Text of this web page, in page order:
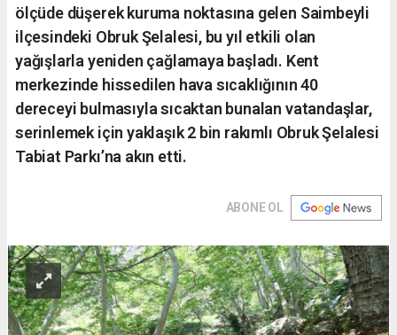
ölçüde düşerek kuruma noktasına gelen Saimbeyli
ilçesindeki Obruk Şelalesi, bu yıl etkili olan
yağışlarla yeniden çağlamaya başladı. Kent
merkezinde hissedilen hava sıcaklığının 40
dereceyi bulmasıyla sıcaktan bunalan vatandaşlar,
serinlemek için yaklaşık 2 bin rakımlı Obruk Şelalesi
Tabiat Parkı’na akın etti.
ABONE OL